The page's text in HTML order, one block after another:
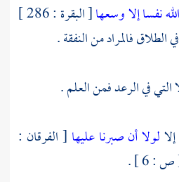
نفسا إلا وسعها
[ البقرة : 286 ]
الطلاق فالمراد من النفقة .
في الرعد فمن العلم .
لولا أن صبرنا عليها [ الفرقان :
: 6 ] .